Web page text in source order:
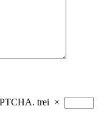
trei ×